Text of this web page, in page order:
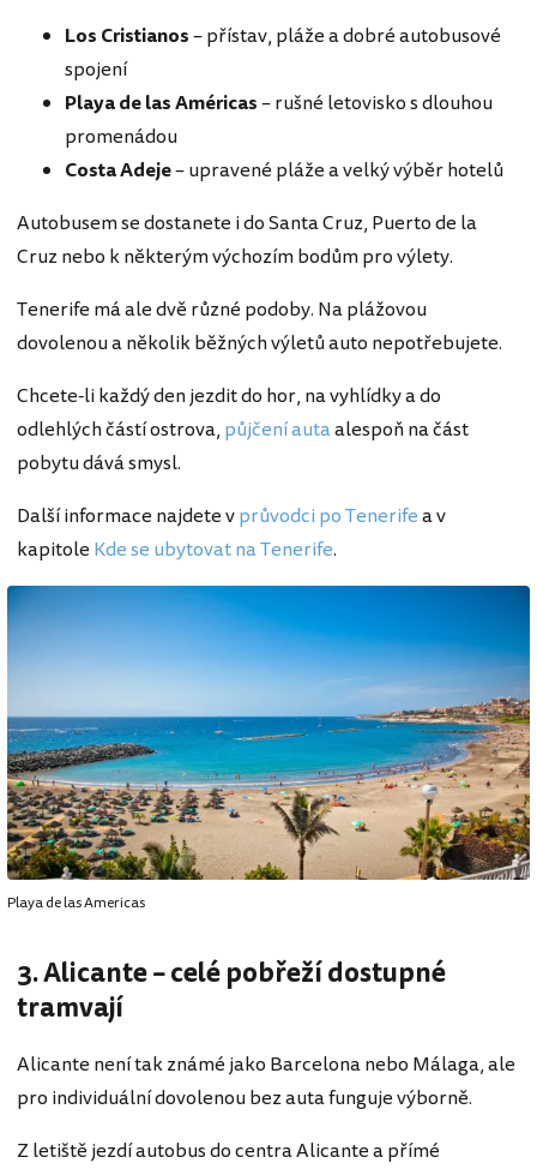
Los Cristianos– přístav, pláže a dobré autobusové
spojení
Playa de las Américas– rušné letovisko s dlouhou
promenádou
Costa Adeje– upravené pláže a velký výběr hotelů
Autobusem se dostanete i do Santa Cruz, Puerto de la
Cruz nebo k některým výchozím bodům pro výlety.
Tenerife má ale dvě různé podoby. Na plážovou
dovolenou a několik běžných výletů auto nepotřebujete.
Chcete-li každý den jezdit do hor, na vyhlídky a do
odlehlých částí ostrova, půjčení autaalespoň na část
pobytu dává smysl.
Další informace najdete vprůvodci po Tenerifea v
kapitole Kde se ubytovat na Tenerife.
Playa de las Americas
3. Alicante – celé pobřeží dostupné
tramvají
Alicante není tak známé jako Barcelona nebo Málaga, ale
pro individuální dovolenou bez auta funguje výborně.
Z letiště jezdí autobus do centra Alicante a přímé